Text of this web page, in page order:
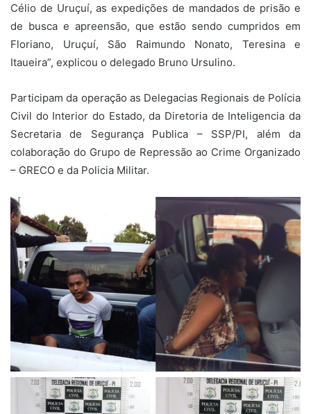
Célio de Uruçuí, as expedições de mandados de prisão e
de busca e apreensão, que estão sendo cumpridos em
Floriano, Uruçuí, São Raimundo Nonato, Teresina e
Itaueira”, explicou o delegado Bruno Ursulino.
Participam da operação as Delegacias Regionais de Polícia
Civil do Interior do Estado, da Diretoria de Inteligencia da
Secretaria de Segurança Publica – SSP/PI, além da
colaboração do Grupo de Repressão ao Crime Organizado
– GRECO e da Policia Militar.